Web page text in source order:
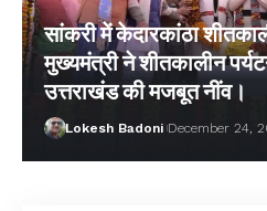
सांकरी में केदारकांठा
मुख्यमंत्री ने शीतकालीन
उत्तराखंड की मजबूत नींव।
Lokesh Badoni December 24,